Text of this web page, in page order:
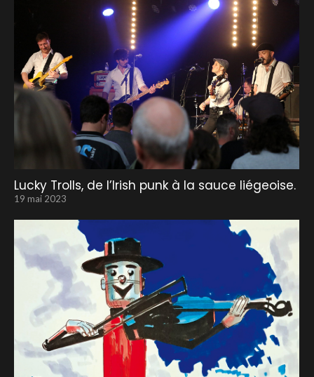
Lucky Trolls, de l’Irish punk à la sauce liégeoise.
19 mai 2023